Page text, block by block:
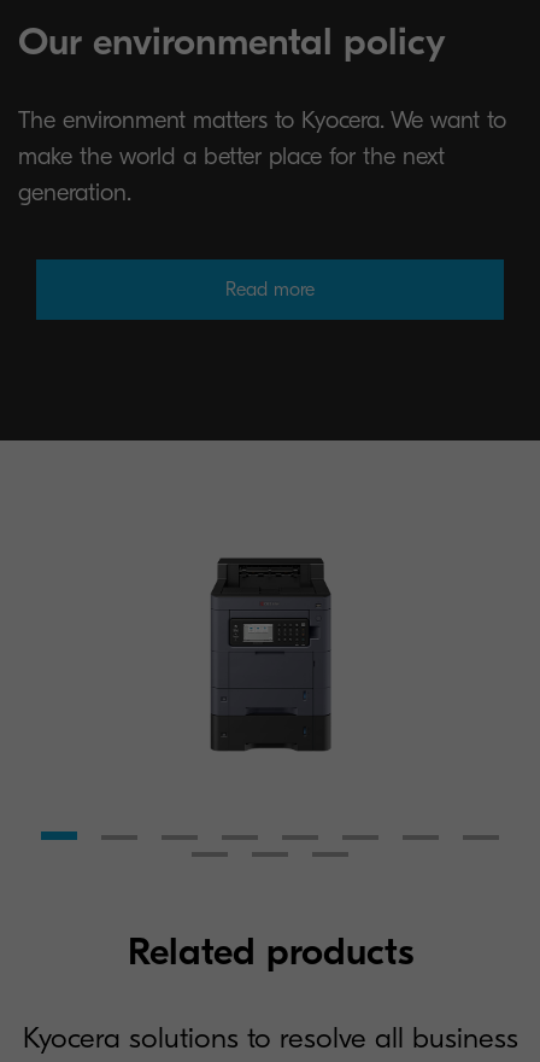
Our environmental policy
The environment matters to Kyocera. We want to
make the world a better place for the next
generation.
Read more
Related products
Kyocera solutions to resolve all business